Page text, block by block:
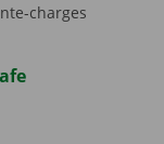
charges